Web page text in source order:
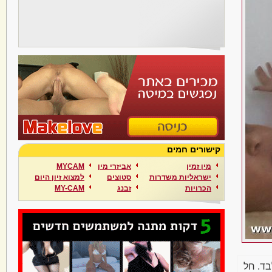
חל
קישורים חמים
מין זמין
ישראליות משדרות
הכרויות
אביזרי מין
סטוצים
זבנג
MYCAM
למצוא זיון היום
MY-CAM